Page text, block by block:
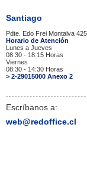
Santiago
Pdte. Edo Frei Montalva
Horario de Atención
Lunes a Jueves
08:30 - 18:15 Horas
Viernes
08:30 - 14:30 Horas
> 2-29015000 Anexo 2
Escríbanos a:
web@redoffice.cl